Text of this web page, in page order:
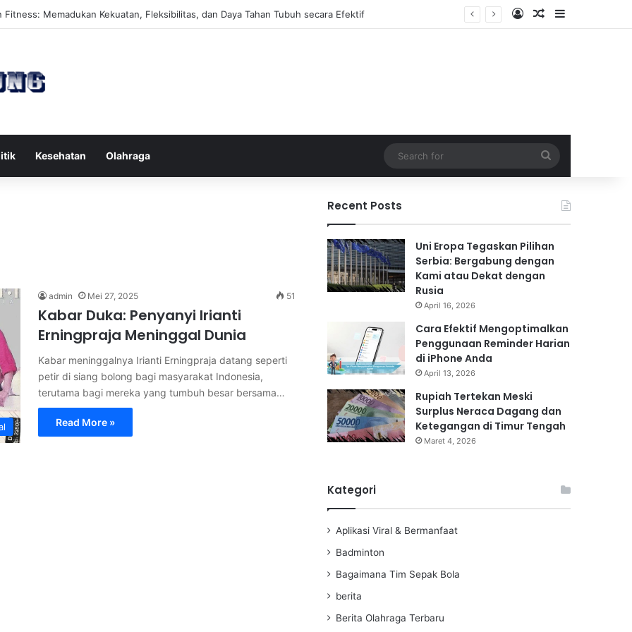
Reformer untuk Meningkatkan Kekuatan Otot Inti Secara Efektif Log InRandom Article
Sidebar
Kesehatan Olahraga
for
admin Mei 27, 2025 51
Kabar Duka: Penyanyi Irianti
Erningpraja Meninggal Dunia
Kabar meninggalnya Irianti Erningpraja datang seperti
petir di siang bolong bagi masyarakat Indonesia,
terutama bagi mereka yang tumbuh besar bersama…
Read More »
Recent Posts
Uni Eropa Tegaskan Pilihan
Serbia: Bergabung dengan
Kami atau Dekat dengan
Rusia
April 16, 2026
Cara Efektif Mengoptimalkan
Penggunaan Reminder Harian
di iPhone Anda
April 13, 2026
Rupiah Tertekan Meski
Surplus Neraca Dagang dan
Ketegangan di Timur Tengah
Maret 4, 2026
Kategori
Aplikasi Viral & Bermanfaat
Badminton
Bagaimana Tim Sepak Bola
berita
Berita Olahraga Terbaru